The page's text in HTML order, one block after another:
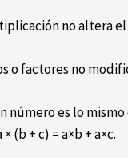
no altera
o factores no
número es lo
(b + c) = a×b + a×c.